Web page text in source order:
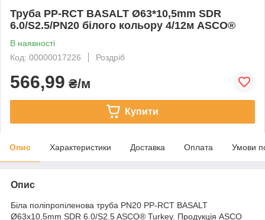
Труба PP-RCT BASALT Ø63*10,5mm SDR
6.0/S2.5/PN20 білого кольору 4/12м ASCO®
В наявності
Код: 00000017226
Роздріб
566,99 ₴/м
Купити
Опис Характеристики Доставка Оплата Умови
Опис
Біла поліпропіленова труба PN20 PP-RCT BASALT
Ø63x10,5mm SDR 6.0/S2.5 ASCO® Turkey. Продукція ASCO